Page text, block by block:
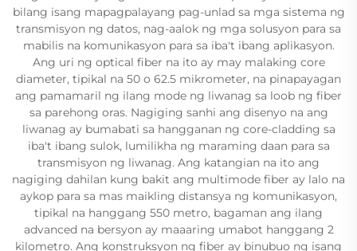
bilang isang mapagpalayang pag-unlad sa mga sistema ng
transmisyon ng datos, nag-aalok ng mga solusyon para sa
mabilis na komunikasyon para sa iba't ibang aplikasyon.
Ang uri ng optical fiber na ito ay may malaking core
diameter, tipikal na 50 o 62.5 mikrometer, na pinapayagan
ang pamamaril ng ilang mode ng liwanag sa loob ng fiber
sa parehong oras. Nagiging sanhi ang disenyo na ang
liwanag ay bumabati sa hangganan ng core-cladding sa
iba't ibang sulok, lumilikha ng maraming daan para sa
transmisyon ng liwanag. Ang katangian na ito ang
nagiging dahilan kung bakit ang multimode fiber ay lalo na
aykop para sa mas maikling distansya ng komunikasyon,
tipikal na hanggang 550 metro, bagaman ang ilang
advanced na bersyon ay maaaring umabot hanggang 2
kilometro. Ang konstruksyon ng fiber ay binubuo ng isang